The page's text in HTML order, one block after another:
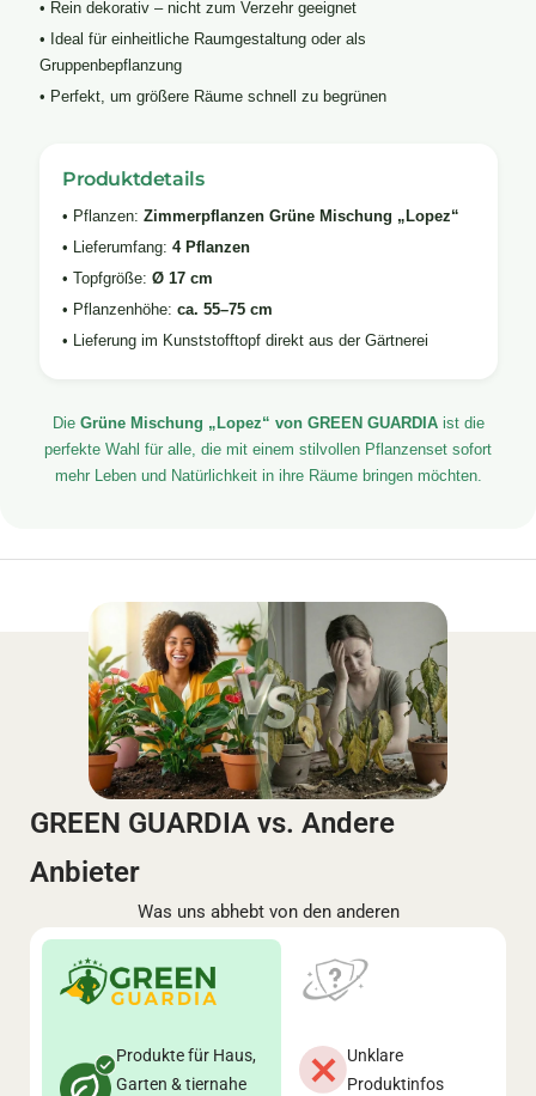
• Rein dekorativ – nicht zum Verzehr geeignet
• Ideal für einheitliche Raumgestaltung oder als
Gruppenbepflanzung
• Perfekt, um größere Räume schnell zu begrünen
Produktdetails
• Pflanzen: Zimmerpflanzen Grüne Mischung „Lopez“
• Lieferumfang: 4 Pflanzen
• Topfgröße: Ø 17 cm
• Pflanzenhöhe: ca. 55–75 cm
• Lieferung im Kunststofftopf direkt aus der Gärtnerei
Die Grüne Mischung „Lopez“ von GREEN GUARDIAist die
perfekte Wahl für alle, die mit einem stilvollen Pflanzenset sofort
mehr Leben und Natürlichkeit in ihre Räume bringen möchten.
GREEN GUARDIA vs. Andere
Anbieter
Was uns abhebt von den anderen
Produkte für Haus,
Garten & tiernahe
Unklare
Produktinfos